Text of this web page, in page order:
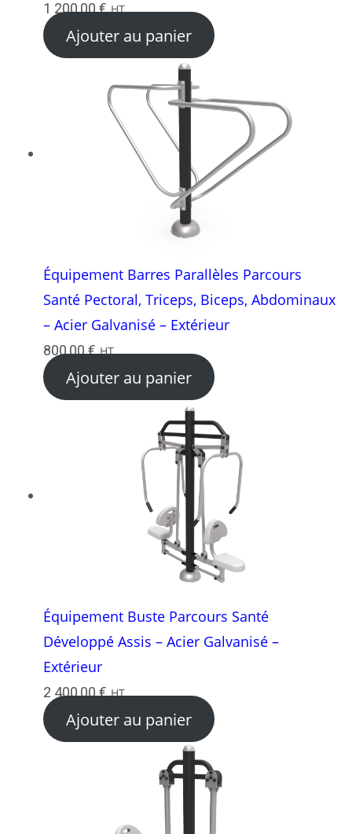
1 200,00€ HT
Ajouter au panier
Équipement Barres Parallèles Parcours
Santé Pectoral, Triceps, Biceps, Abdominaux
– Acier Galvanisé – Extérieur
800,00€ HT
Ajouter au panier
Équipement Buste Parcours Santé
Développé Assis – Acier Galvanisé –
Extérieur
2 400,00€ HT
Ajouter au panier